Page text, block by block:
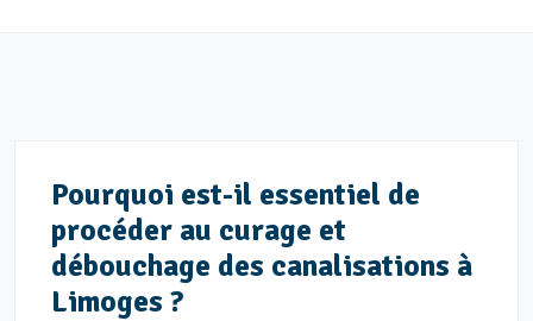
Pourquoi est-il essentiel de
procéder au curage et
débouchage des canalisations à
Limoges ?